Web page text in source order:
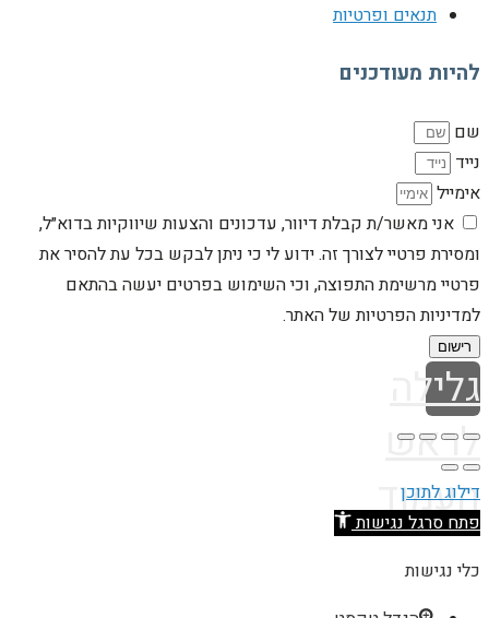
תנאים ופרטיות
להיות מעודכנים
שם
נייד
אימייל
אני מאשר/ת קבלת דיוור, עדכונים והצעות שיווקיות בדוא״ל,
ומסירת פרטיי לצורך זה. ידוע לי כי ניתן לבקש בכל עת להסיר את
פרטיי מרשימת התפוצה, וכי השימוש בפרטים יעשה בהתאם
למדיניות הפרטיות של האתר.
רישום
גלילה
לראש
העמוד
דילוג לתוכן
פתח סרגל נגישות
כלי נגישות